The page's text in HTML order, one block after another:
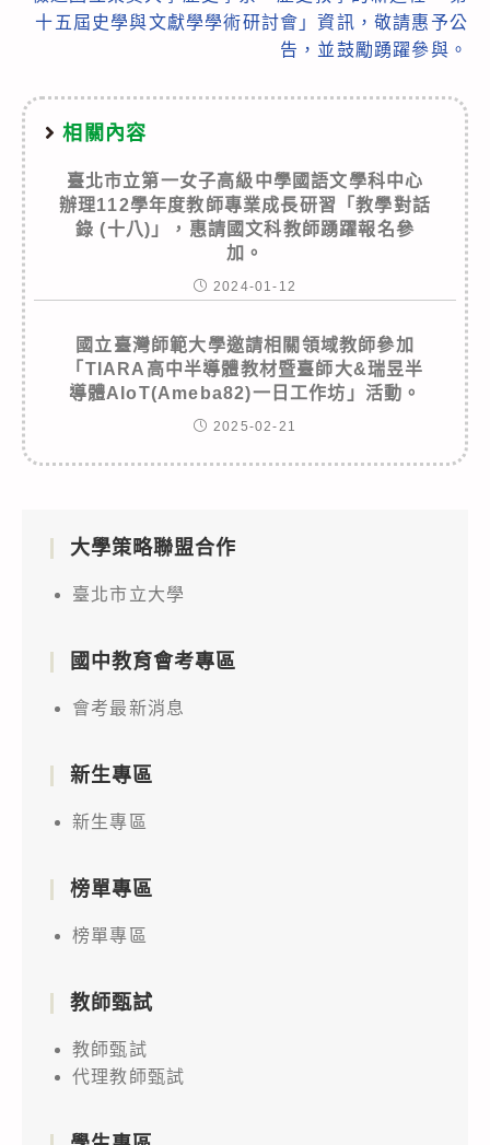
十五屆史學與文獻學學術研討會」資訊，敬請惠予公
告，並鼓勵踴躍參與。
相關內容
臺北市立第一女子高級中學國語文學科中心
辦理112學年度教師專業成長研習「教學對話
錄 (十八)」，惠請國文科教師踴躍報名參
加。
2024-01-12
國立臺灣師範大學邀請相關領域教師參加
「TIARA高中半導體教材暨臺師大&瑞昱半
導體AIoT(Ameba82)一日工作坊」活動。
2025-02-21
大學策略聯盟合作
臺北市立大學
國中教育會考專區
會考最新消息
新生專區
新生專區
榜單專區
榜單專區
教師甄試
教師甄試
代理教師甄試